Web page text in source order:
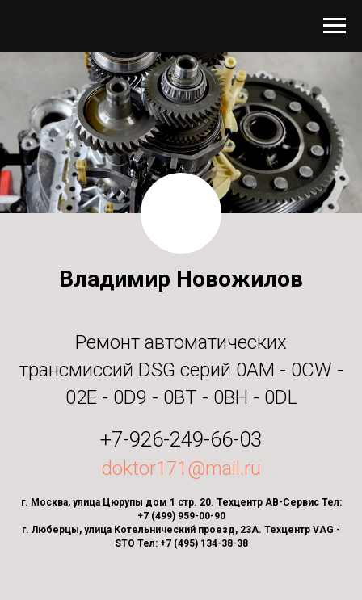
Владимир Новожилов
Ремонт автоматических
трансмиссий DSG серий 0AM - 0CW -
02E - 0D9 - 0BT - 0BH - 0DL
+7-926-249-66-03
doktor171@mail.ru
г. Москва, улица Цюрупы дом 1 стр. 20. Техцентр АВ-Сервис Тел:
+7 (499) 959-00-90
г. Люберцы, улица Котельнический проезд, 23А. Техцентр VAG -
STO Тел: +7 (495) 134-38-38